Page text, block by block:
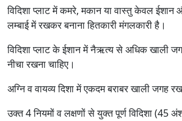
विदिशा प्लाट में कमरे, मकान या वास्तु केवल ईशान
लम्बाई में रखकर बनाना हितकारी मंगलकारी है।
विदिशा प्लाट के ईशान में नैऋत्य से अधिक खाली
नीचा रखना चाहिए।
अग्नि व वायव्य दिशा में एकदम बराबर खाली जगह
उक्त 4 नियमों व लक्षणों से युक्त पूर्ण विदिशा (45